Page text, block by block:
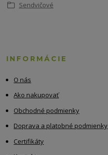
Sendvičové
INFORMÁCIE
O nás
Ako nakupovať
Obchodné podmienky
Doprava a platobné podmienky
Certifikáty